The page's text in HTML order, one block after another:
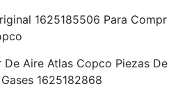
1625185506 Para Compr
De Aire Atlas Copco Piezas De
1625182868